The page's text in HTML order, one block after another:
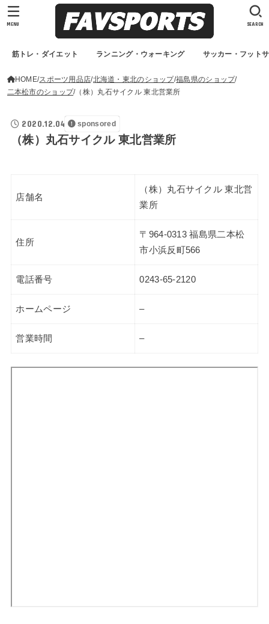
筋トレ・ダイエット ランニング・ウォーキング サッカー・フット
SEARCH
MENU
HOME スポーツ用品店 北海道・東北のショップ 福島県のショップ
二本松市のショップ （株）丸石サイクル 東北営業所
2020.12.04 sponsored
（株）丸石サイクル 東北営業所
店舗名
（株）丸石サイクル 東北営
業所
住所
〒964-0313 福島県二本松
市小浜反町566
電話番号 0243-65-2120
ホームページ –
営業時間 –